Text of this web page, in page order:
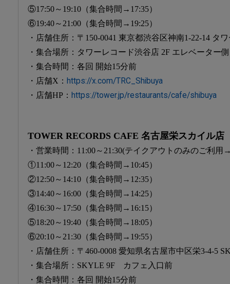
⑤17:50～19:10（集合時間→17:35）
⑥19:40～21:00（集合時間→19:25）
・店舗住所：〒150-0041 東京都渋谷区神南1-22-14 タ
・集合場所：タワーレコード渋谷店 2F エレベーター
・集合時間：各回 開始15分前
・店舗X： https://x.com/TRC_Shibuya
・店舗HP： https://tower.jp/restaurants/cafe/shibuya
TOWER RECORDS CAFE 名古屋栄スカイル店
・営業時間：11:00～21:30(テイクアウトのみのご利用
①11:00～12:20（集合時間→10:45）
②12:50～14:10（集合時間→12:35）
③14:40～16:00（集合時間→14:25）
④16:30～17:50（集合時間→16:15）
⑤18:20～19:40（集合時間→18:05）
⑥20:10～21:30（集合時間→19:55）
・店舗住所：〒460-0008 愛知県名古屋市中区栄3-4-5
・集合場所：SKYLE 9F カフェ入口前
・集合時間：各回 開始15分前